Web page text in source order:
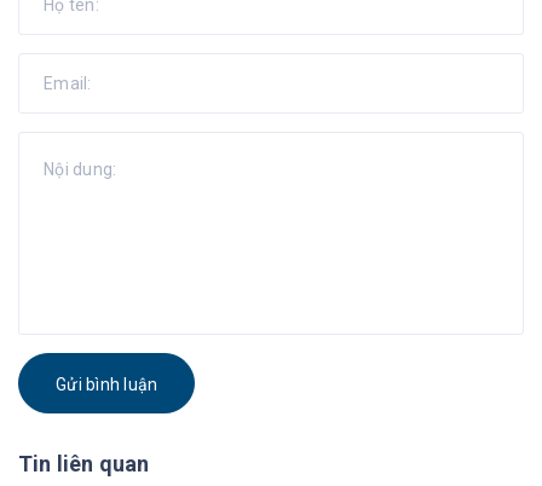
Gửi bình luận
Tin liên quan